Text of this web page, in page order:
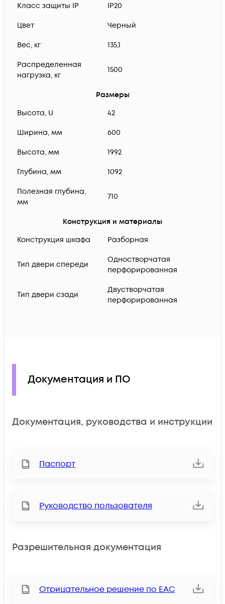
Класс защиты IP IP20
Цвет Черный
Вес, кг 135,1
Распределенная
нагрузка, кг
1500
Размеры
Высота, U
42
Ширина, мм 600
Высота, мм 1992
Глубина, мм 1092
Полезная глубина,
мм
710
Конструкция и материалы
Конструкция шкафа
Разборная
Тип двери спереди
Одностворчатая
перфорированная
Тип двери сзади
Двустворчатая
перфорированная
Документация и ПО
Документация, руководства и инструкции
Паспорт
Руководство пользователя
Разрешительная документация
Отрицательное решение по ЕАС